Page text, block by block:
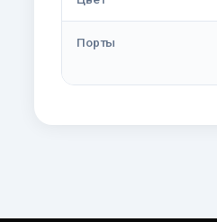
Порты